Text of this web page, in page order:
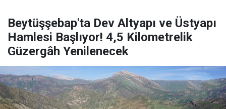
Beytüşşebap'ta Dev Altyapı ve Üstyapı
Hamlesi Başlıyor! 4,5 Kilometrelik
Güzergâh Yenilenecek